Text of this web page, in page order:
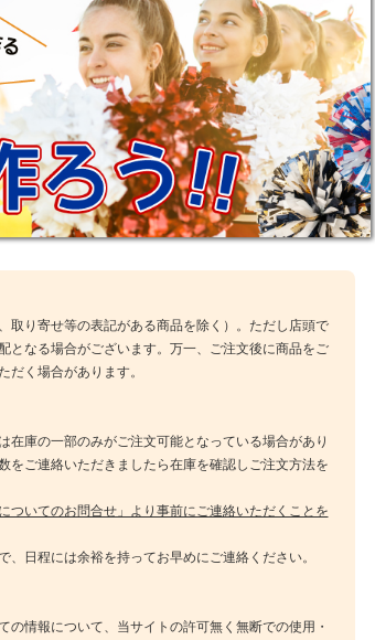
取り寄せ等の表記がある商品を除く）。ただし店頭で
となる場合がございます。万一、ご注文後に商品をご
く場合があります。
庫の一部のみがご注文可能となっている場合があり
をご連絡いただきましたら在庫を確認しご注文方法を
ついてのお問合せ」より事前にご連絡いただくことを
日程には余裕を持ってお早めにご連絡ください。
情報について、当サイトの許可無く無断での使用・